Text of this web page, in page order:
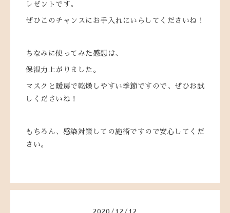
レゼントです。
ぜひこのチャンスにお手入れにいらしてくださいね！
ちなみに使ってみた感想は、
保湿力上がりました。
マスクと暖房で乾燥しやすい季節ですので、ぜひお試
しくださいね！
もちろん、感染対策しての施術ですので安心してくだ
さい。